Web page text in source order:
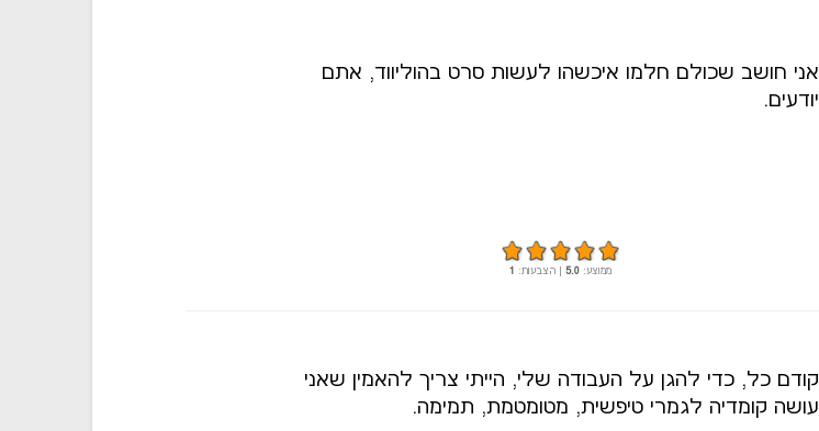
אני חושב שכולם חלמו איכשהו לעשות סרט בהוליווד, אתם
יודעים.
ממוצע:5.0 | הצבעות: 1
קודם כל, כדי להגן על העבודה שלי, הייתי צריך להאמין שאני
עושה קומדיה לגמרי טיפשית, מטומטמת, תמימה.